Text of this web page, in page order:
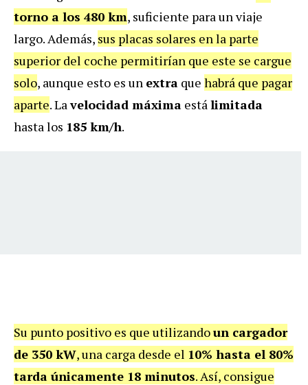
torno a los 480 km, suficiente para un viaje
largo. Además, sus placas solares en la parte
superior del coche permitirían que este se cargue
solo, aunque esto es un extra que habrá que pagar
aparte. Lavelocidad máxima estálimitada
hasta los 185 km/h.
Su punto positivo es que utilizandoun cargador
de 350 kW, una carga desde el 10% hasta el 80%
tarda únicamente 18 minutos. Así, consigue